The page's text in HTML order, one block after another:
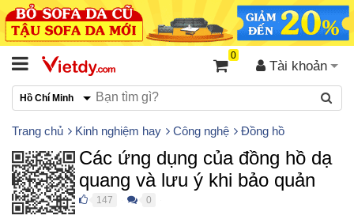
Tài khoản
0
Hồ Chí Minh
Trang chủ Kinh nghiệm hay Công nghệ Đồng hồ
Các ứng dụng của đồng hồ dạ
quang và lưu ý khi bảo quản
147 0